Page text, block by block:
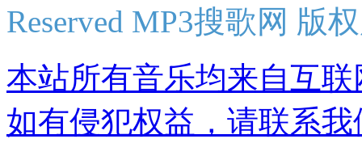
Reserved MP3搜歌网 版
本站所有音乐均来自互
如有侵犯权益，请联系